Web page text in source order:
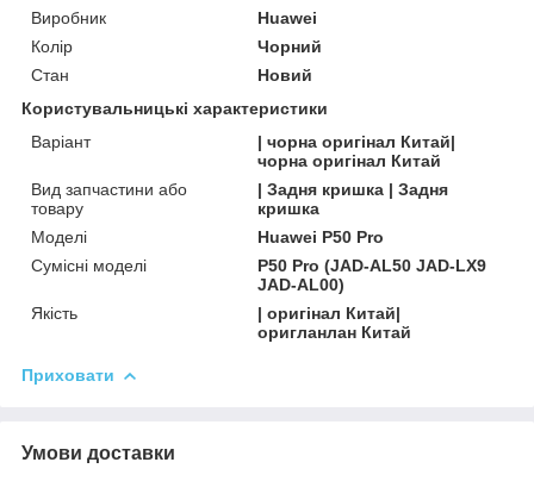
Виробник
Huawei
Колір
Чорний
Стан
Новий
Користувальницькі характеристики
Варіант
| чорна оригінал Китай|
чорна оригінал Китай
Вид запчастини або
товару
| Задня кришка | Задня
кришка
Моделі
Huawei P50 Pro
Сумісні моделі
P50 Pro (JAD-AL50 JAD-LX9
JAD-AL00)
Якість
| оригінал Китай|
оригланлан Китай
Приховати
Умови доставки